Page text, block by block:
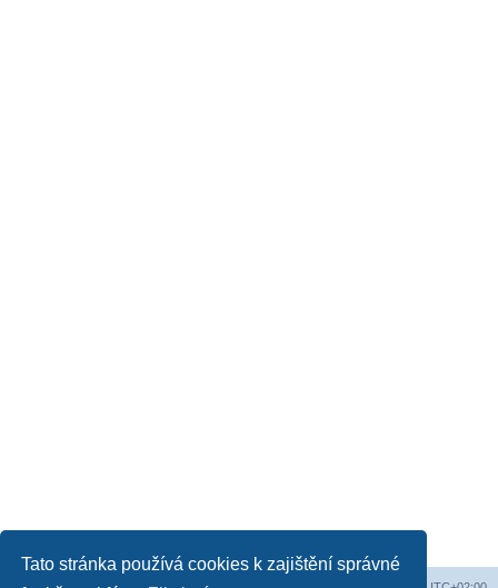
Tato stránka používá cookies k zajištění správné